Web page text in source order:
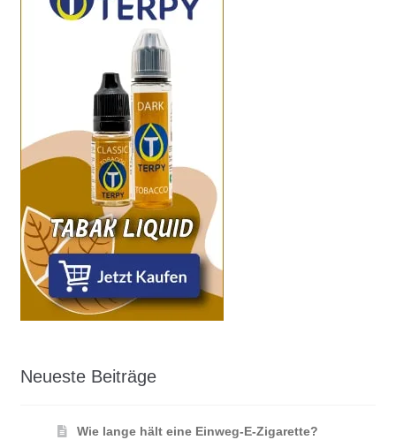
Neueste Beiträge
Wie lange hält eine Einweg-E-Zigarette?